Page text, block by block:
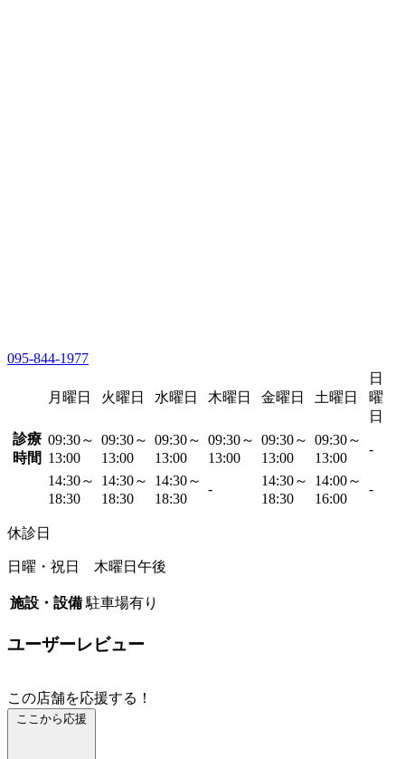
095-844-1977
月曜日 火曜日 水曜日 木曜日 金曜日 土曜日
日
曜
日
診療
時間
09:30～
13:00
09:30～
13:00
09:30～
13:00
09:30～
13:00
09:30～
13:00
09:30～
13:00
-
14:30～
18:30
14:30～
18:30
14:30～
18:30
-
14:30～
18:30
14:00～
16:00
-
休診日
日曜・祝日 木曜日午後
施設・設備 駐車場有り
ユーザーレビュー
この店舗を応援する！
ここから応援